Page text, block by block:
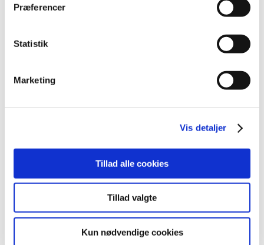
Præferencer
Statistik
Marketing
Vis detaljer
Tillad alle cookies
Tillad valgte
Kun nødvendige cookies
2010 (7)
2008 (8)
Sikkerhedsmeddelelser om medicinsk udstyr
(med søgefunktion)